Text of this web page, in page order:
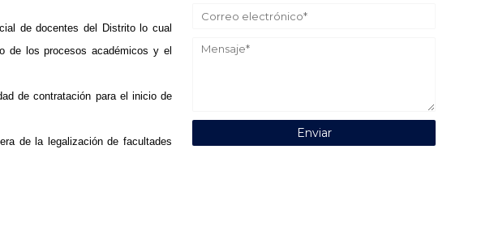
de docentes del Distrito lo cual
de los procesos académicos y el
de contratación para el inicio de
de la legalización de facultades